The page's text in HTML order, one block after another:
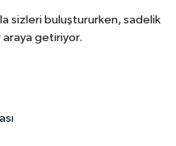
sizleri buluştururken, sadelik
araya getiriyor.